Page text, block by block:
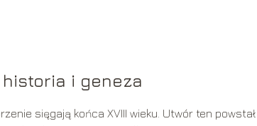
historia i geneza
sięgają końca XVIII wieku. Utwór ten powstał